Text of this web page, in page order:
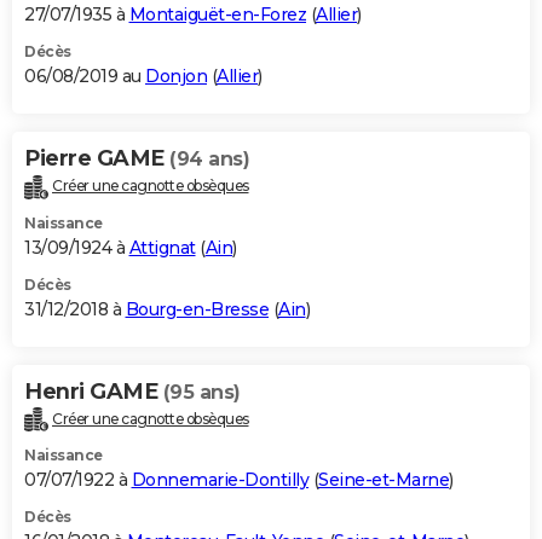
27/07/1935 à Montaiguët-en-Forez (Allier)
Décès
06/08/2019 au Donjon (Allier)
Pierre GAME (94 ans)
Créer une cagnotte obsèques
Naissance
13/09/1924 à Attignat(Ain)
Décès
31/12/2018 à Bourg-en-Bresse (Ain)
Henri GAME (95 ans)
Créer une cagnotte obsèques
Naissance
07/07/1922 à Donnemarie-Dontilly(Seine-et-Marne)
Décès